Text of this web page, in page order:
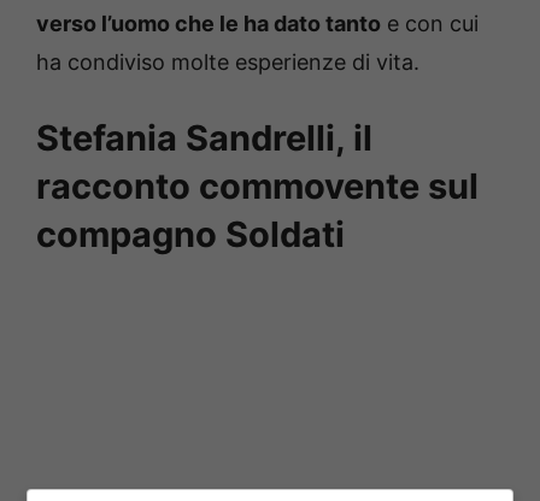
verso l’uomo che le ha dato tanto e con cui
ha condiviso molte esperienze di vita.
Stefania Sandrelli, il
racconto commovente sul
compagno Soldati